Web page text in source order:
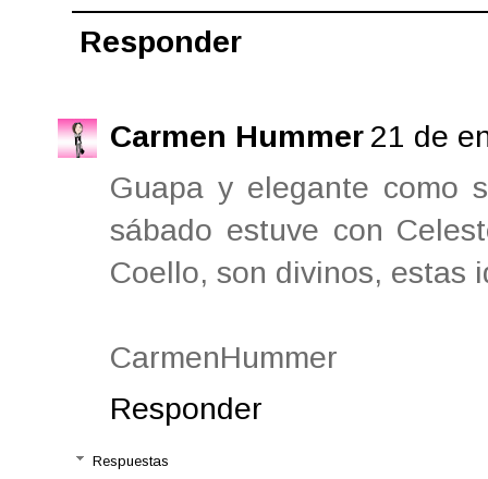
Responder
Carmen Hummer 21 de
Guapa y elegante como
sábado estuve con
Coello, son divinos, estas
CarmenHummer
Responder
Respuestas